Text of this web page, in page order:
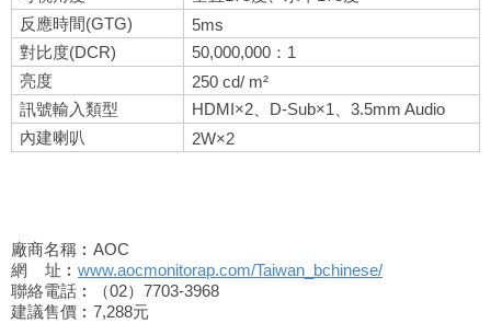
反應時間(GTG)
5ms
對比度(DCR)
50,000,000：1
亮度
250 cd/ m²
訊號輸入類型
HDMI×2、D-Sub×1、3.5mm Audio
內建喇叭
2W×2
廠商名稱︰AOC
網 址︰ www.aocmonitorap.com/Taiwan_bchinese/
聯絡電話︰（02）7703-3968
建議售價︰7,288元